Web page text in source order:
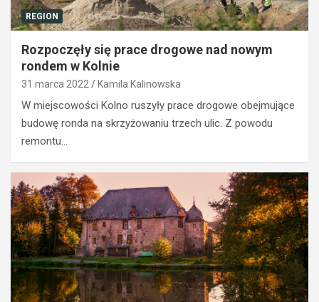
REGION
Rozpoczęły się prace drogowe nad nowym
rondem w Kolnie
31 marca 2022 Kamila Kalinowska
W miejscowości Kolno ruszyły prace drogowe obejmujące
budowę ronda na skrzyżowaniu trzech ulic. Z powodu
remontu…